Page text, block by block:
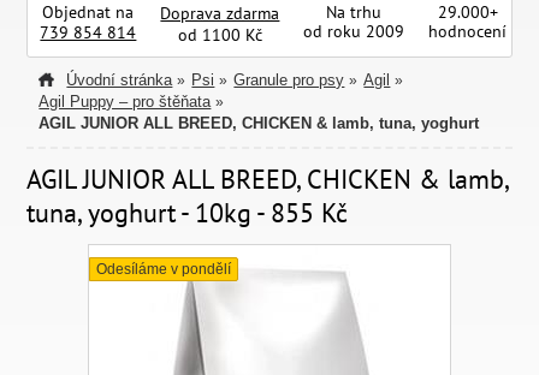
Objednat na
739 854 814
Doprava zdarma
od 1100 Kč
Na trhu
od roku 2009
29.000+
hodnocení
Úvodní stránka » Psi » Granule pro psy » Agil »
Agil Puppy – pro štěňata »
AGIL JUNIOR ALL BREED, CHICKEN & lamb, tuna, yoghurt
AGIL JUNIOR ALL BREED, CHICKEN & lamb,
tuna, yoghurt - 10kg - 855 Kč
Odesíláme v pondělí